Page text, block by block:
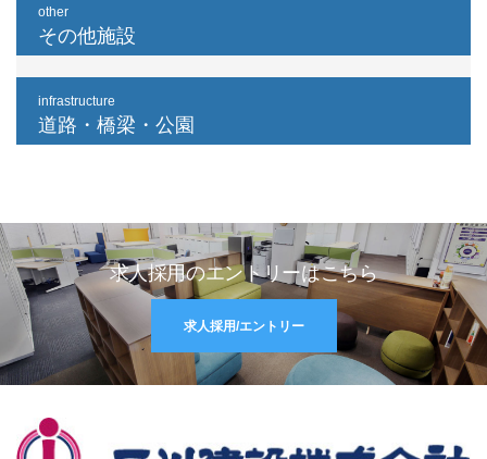
other
その他施設
infrastructure
道路・橋梁・公園
求人採用のエントリーはこちら
求人採用/エントリー